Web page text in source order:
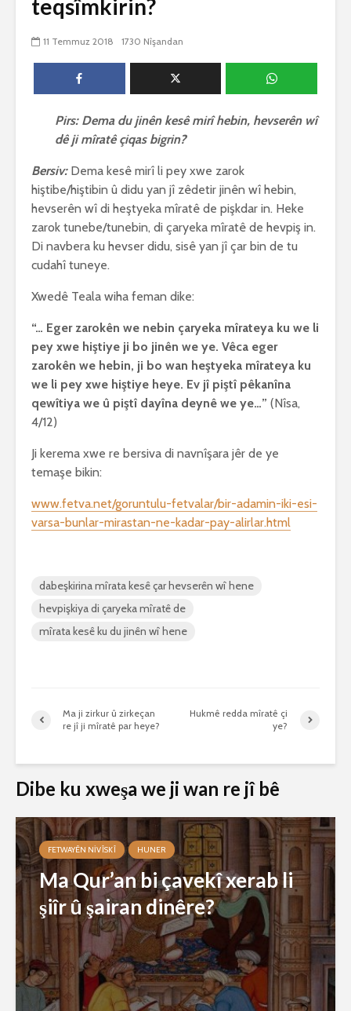
teqsîmkirin?
11 Temmuz 2018 1730 Nîşandan
Pirs: Dema du jinên kesê mirî hebin, hevserên wî
dê ji mîratê çiqas bigrin?
Bersiv:Dema kesê mirî li pey xwe zarok
hiştibe/hiştibin û didu yan jî zêdetir jinên wî hebin,
hevserên wî di heştyeka mîratê de pişkdar in. Heke
zarok tunebe/tunebin, di çaryeka mîratê de hevpiş in.
Di navbera ku hevser didu, sisê yan jî çar bin de tu
cudahî tuneye.
Xwedê Teala wiha feman dike:
“… Eger zarokên we nebin çaryeka mîrateya ku we li
pey xwe hiştiye ji bo jinên we ye. Vêca eger
zarokên we hebin, ji bo wan heştyeka mîrateya ku
we li pey xwe hiştiye heye. Ev jî piştî pêkanîna
qewîtiya we û piştî dayîna deynê we ye…” (Nîsa,
4/12)
Ji kerema xwe re bersiva di navnîşara jêr de ye
temaşe bikin:
www.fetva.net/goruntulu-fetvalar/bir-adamin-iki-esi-
varsa-bunlar-mirastan-ne-kadar-pay-alirlar.html
dabeşkirina mîrata kesê çar hevserên wî hene
hevpişkiya di çaryeka mîratê de
mîrata kesê ku du jinên wî hene
Ma ji zirkur û zirkeçan
re jî ji mîratê par heye?
Hukmê redda mîratê çi
ye?
Dibe ku xweşa we ji wan re jî bê
FETWAYÊN NIVÎSKÎ HUNER
Ma Qur’an bi çavekî xerab li
şiîr û şairan dinêre?
2542 Nîşandan
Him kişandina
cigareyê him jî
xwarinên birûn ji bo
tendirustiya
Gelo hukmê li ser
her duyan wek hev
27 Ekim 2021
3066 Nîşandan
teqez
bike û